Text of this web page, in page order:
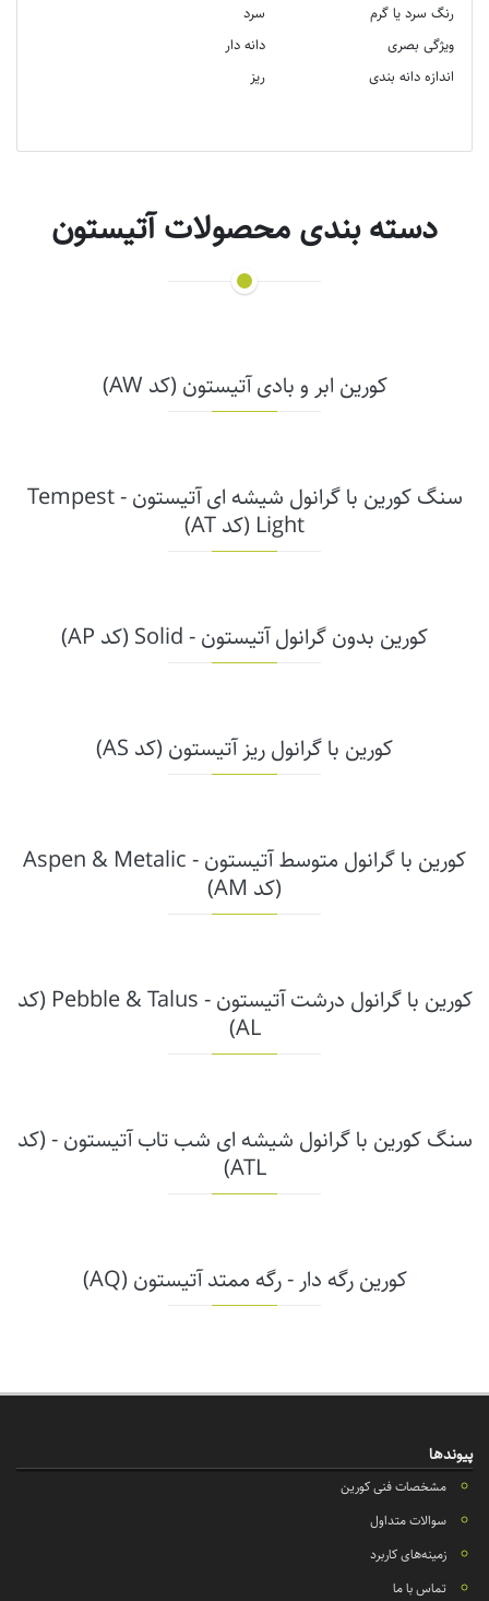
رنگ سرد یا گرم
سرد
ویژگی بصری
دانه دار
اندازه دانه بندی
ریز
دسته بندی محصولات آتیستون
کورین ابر و بادی آتیستون (کد AW)
سنگ کورین با گرانول شیشه ای آتیستون - Tempest
Light (کد AT)
کورین بدون گرانول آتیستون - Solid (کد AP)
کورین با گرانول ریز آتیستون (کد AS)
کورین با گرانول متوسط آتیستون - Aspen & Metalic
(کد AM)
کورین با گرانول درشت آتیستون - Pebble & Talus (کد
AL)
سنگ کورین با گرانول شیشه ای شب تاب آتیستون - (کد
ATL)
کورین رگه دار - رگه ممتد آتیستون (AQ)
پیوندها
مشخصات فنی کورین
سوالات متداول
زمینه‌های کاربرد
تماس با ما